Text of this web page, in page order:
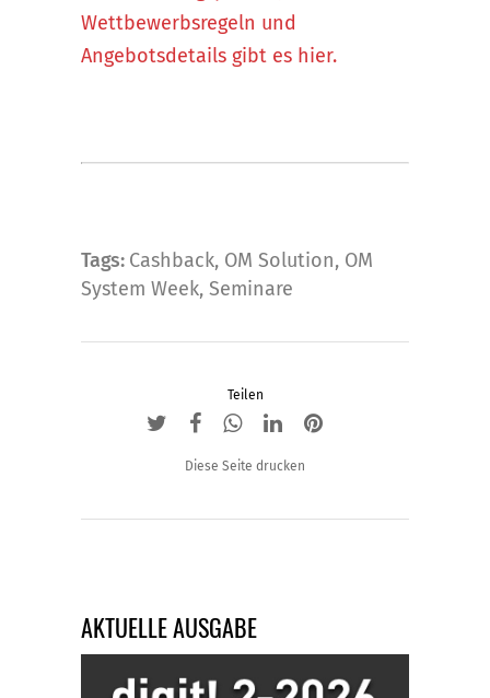
Wettbewerbsregeln und
Angebotsdetails gibt es hier.
Tags: Cashback, OM Solution, OM
System Week, Seminare
Teilen
Diese Seite drucken
AKTUELLE AUSGABE